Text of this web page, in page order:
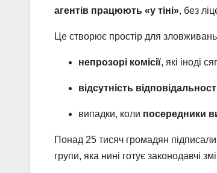
агентів працюють «у тіні», без
Це створює простір для
непрозорі комісії, які іноді
відсутність
випадки, коли посередники
Понад 25 тисяч громадян
групи, яка нині готує законодавчі